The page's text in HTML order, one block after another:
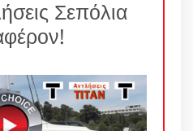
Σεπόλια